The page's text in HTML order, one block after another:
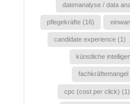
datenanalyse / data
pflegekräfte (16)
candidate experience (1)
künstliche
fachkräftemangel
cpc (cost per click) (1)